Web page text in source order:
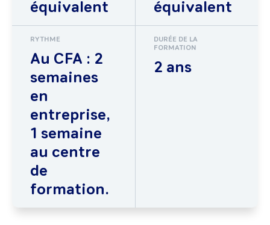
équivalent
équivalent
RYTHME
Au CFA : 2
semaines
en
entreprise,
1 semaine
au centre
de
formation.
DURÉE DE LA
FORMATION
2 ans